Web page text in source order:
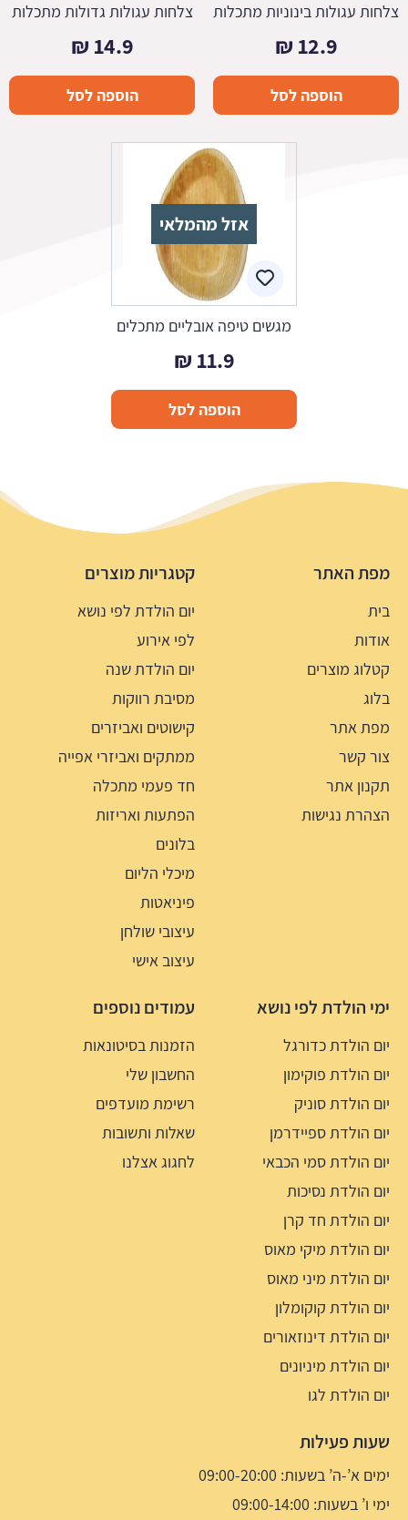
צלחות עגולות בינוניות מתכלות
12.9
₪
הוספה לסל
צלחות עגולות גדולות מתכלות
14.9
₪
הוספה לסל
אזל מהמלאי
מגשים טיפה אובליים מתכלים
11.9
₪
הוספה לסל
מפת האתר
בית
אודות
קטלוג מוצרים
בלוג
מפת אתר
צור קשר
תקנון אתר
הצהרת נגישות
קטגריות מוצרים
יום הולדת לפי נושא
לפי אירוע
יום הולדת שנה
מסיבת רווקות
קישוטים ואביזרים
ממתקים ואביזרי אפייה
חד פעמי מתכלה
הפתעות ואריזות
בלונים
מיכלי הליום
פיניאטות
עיצובי שולחן
עיצוב אישי
ימי הולדת לפי נושא
יום הולדת כדורגל
יום הולדת פוקימון
יום הולדת סוניק
יום הולדת ספיידרמן
יום הולדת סמי הכבאי
יום הולדת נסיכות
יום הולדת חד קרן
יום הולדת מיקי מאוס
יום הולדת מיני מאוס
יום הולדת קוקומלון
יום הולדת דינוזאורים
יום הולדת מיניונים
יום הולדת לגו
עמודים נוספים
הזמנות בסיטונאות
החשבון שלי
רשימת מועדפים
שאלות ותשובות
לחגוג אצלנו
שעות פעילות
ימים א’-ה’ בשעות: 09:00-20:00
ימי ו’ בשעות: 09:00-14:00